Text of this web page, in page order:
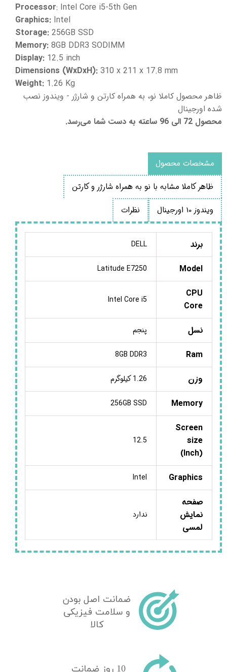
Processor: Intel Core i5-5th Gen
Graphics: Intel
Storage: 256GB SSD
Memory: 8GB DDR3 SODIMM
Display: 12.5 inch
Dimensions (WxDxH): 310 x 211 x 17.8 mm
Weight: 1.26 Kg
ظاهر محصول کاملا نو، به همراه کارتن و شارژر - ویندوز نصب
شده اورجینال
محصول 72 الی 96 ساعته به دست شما می‌رسد.
مشخصات محصول
ظاهر کاملا مشابه با نو به همراه شارژر و کارتن
ویندوز 10 اورجینال
نظرات
برند DELL
Model
Latitude E7250
CPU
Core
Intel Core i5
نسل پنجم
Ram
8GB DDR3
وزن 1.26 کیلوگرم
Memory
256GB SSD
Screen
size
(Inch)
12.5
Graphics
Intel
صفحه
نمایش
لمسی
ندارد
ضمانت اصل بودن
و سلامت فیزیکی
کالا
10 روز ضمانت